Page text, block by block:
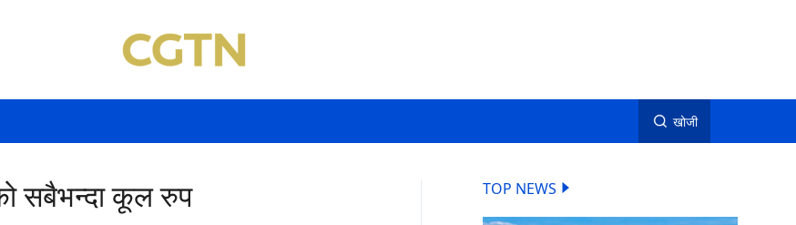
खोजी
सबैभन्दा कूल रुप TOP NEWS